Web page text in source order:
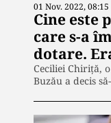
01 Nov. 2022, 08:15
Cine este
care s-a
dotare.
Ceciliei Chiriță,
Buzău a decis